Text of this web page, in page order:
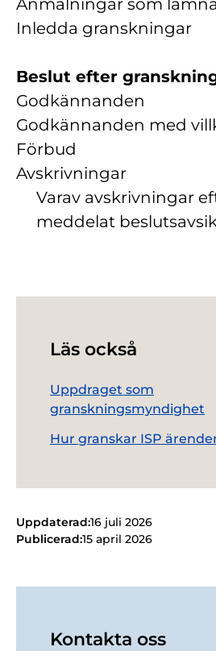
Inledda granskningar
Beslut efter
Godkännanden
Godkännanden med
Förbud
Avskrivningar
Varav avskrivningar
meddelat
Läs också
Uppdraget som
granskningsmyndighet
Hur granskar ISP
Uppdaterad:16 juli 2026
Publicerad:15 april 2026
Kontakta oss